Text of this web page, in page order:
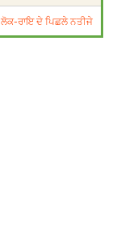
ਲੋਕ-ਰਾਇ ਦੇ ਪਿਛਲੇ ਨਤੀਜੇ